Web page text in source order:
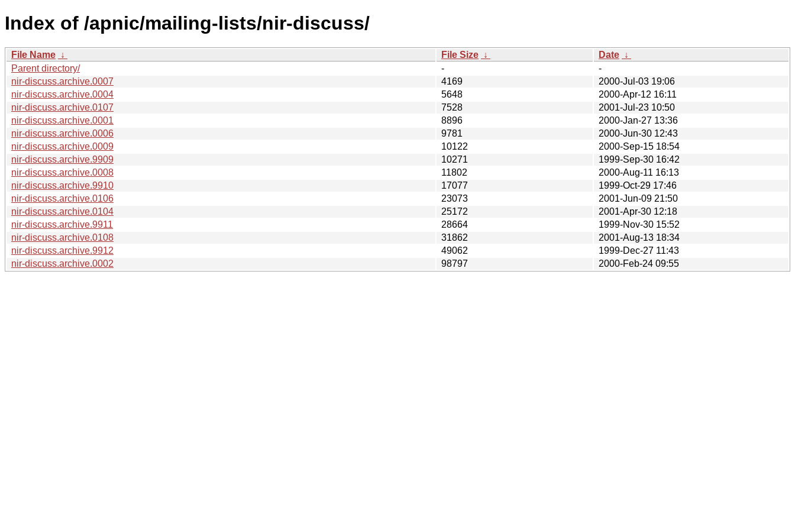
Index of /apnic/mailing-lists/nir-discuss/
File Name ↓ File Size ↓ Date ↓
Parent directory/
-
-
nir-discuss.archive.0007
4169
2000-Jul-03 19:06
nir-discuss.archive.0004
5648
2000-Apr-12 16:11
nir-discuss.archive.0107
7528
2001-Jul-23 10:50
nir-discuss.archive.0001
8896
2000-Jan-27 13:36
nir-discuss.archive.0006
9781
2000-Jun-30 12:43
nir-discuss.archive.0009
10122
2000-Sep-15 18:54
nir-discuss.archive.9909
10271
1999-Sep-30 16:42
nir-discuss.archive.0008
11802
2000-Aug-11 16:13
nir-discuss.archive.9910
17077
1999-Oct-29 17:46
nir-discuss.archive.0106
23073
2001-Jun-09 21:50
nir-discuss.archive.0104
25172
2001-Apr-30 12:18
nir-discuss.archive.9911
28664
1999-Nov-30 15:52
nir-discuss.archive.0108
31862
2001-Aug-13 18:34
nir-discuss.archive.9912
49062
1999-Dec-27 11:43
nir-discuss.archive.0002
98797 2000-Feb-24 09:55